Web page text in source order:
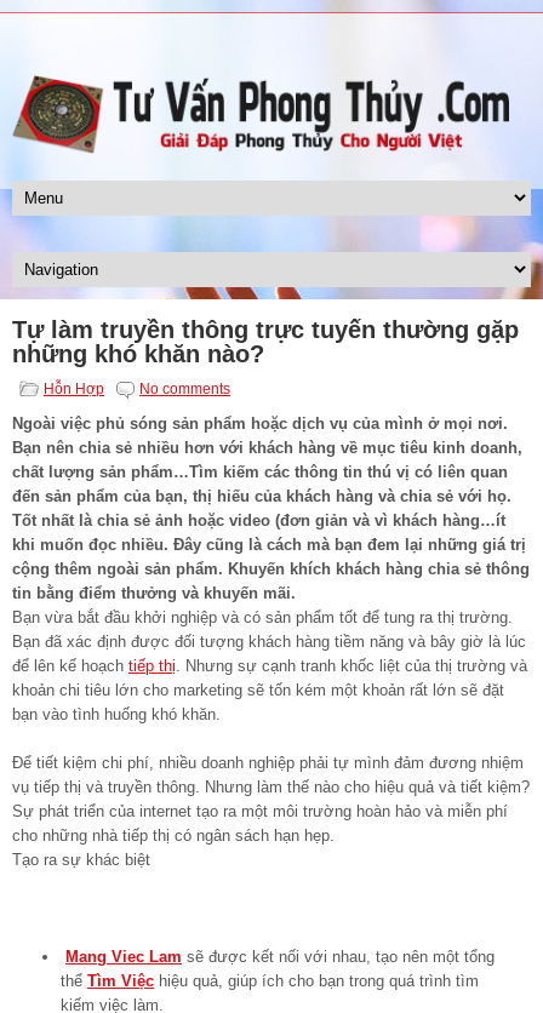
Tự làm truyền thông trực tuyến thường gặp
những khó khăn nào?
Hỗn Hợp No comments
Ngoài việc phủ sóng sản phẩm hoặc dịch vụ của mình ở mọi nơi.
Bạn nên chia sẻ nhiều hơn với khách hàng về mục tiêu kinh doanh,
chất lượng sản phẩm…Tìm kiếm các thông tin thú vị có liên quan
đến sản phẩm của bạn, thị hiếu của khách hàng và chia sẻ với họ.
Tốt nhất là chia sẻ ảnh hoặc video (đơn giản và vì khách hàng…ít
khi muốn đọc nhiều. Đây cũng là cách mà bạn đem lại những giá trị
cộng thêm ngoài sản phẩm. Khuyến khích khách hàng chia sẻ thông
tin bằng điểm thưởng và khuyến mãi.
Bạn vừa bắt đầu khởi nghiệp và có sản phẩm tốt để tung ra thị trường.
Bạn đã xác định được đối tượng khách hàng tiềm năng và bây giờ là lúc
để lên kế hoạch tiếp thị . Nhưng sự cạnh tranh khốc liệt của thị trường và
khoản chi tiêu lớn cho marketing sẽ tốn kém một khoản rất lớn sẽ đặt
bạn vào tình huống khó khăn.
Để tiết kiệm chi phí, nhiều doanh nghiệp phải tự mình đảm đương nhiệm
vụ tiếp thị và truyền thông. Nhưng làm thế nào cho hiệu quả và tiết kiệm?
Sự phát triển của internet tạo ra một môi trường hoàn hảo và miễn phí
cho những nhà tiếp thị có ngân sách hạn hẹp.
Tạo ra sự khác biệt
Mang Viec Lam sẽ được kết nối với nhau, tạo nên một tổng
thể Tìm Việc hiệu quả, giúp ích cho bạn trong quá trình tìm
kiếm việc làm.